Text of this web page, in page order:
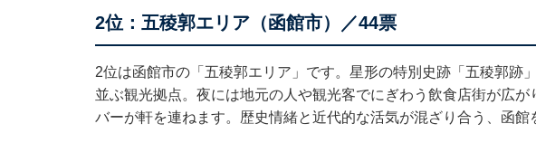
2位：五稜郭エリア（函館市）／44票
2位は函館市の「五稜郭エリア」です。星形の特別史跡「五稜郭跡
並ぶ観光拠点。夜には地元の人や観光客でにぎわう飲食店街が広
バーが軒を連ねます。歴史情緒と近代的な活気が混ざり合う、函館